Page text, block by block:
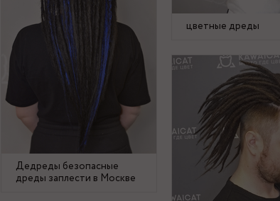
цветные дреды
Дедреды безопасные
дреды заплести в Москве